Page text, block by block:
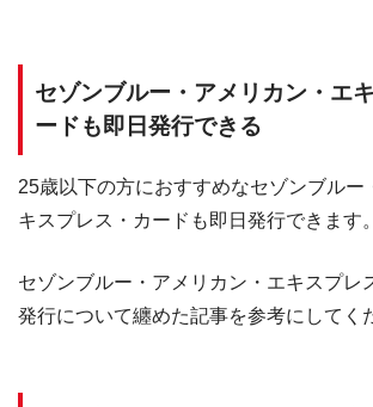
セゾンブルー・アメリカン・エ
ードも即日発行できる
25歳以下の方におすすめなセゾンブルー
キスプレス・カードも即日発行できます。
セゾンブルー・アメリカン・エキスプレ
発行について纏めた記事を参考にしてく